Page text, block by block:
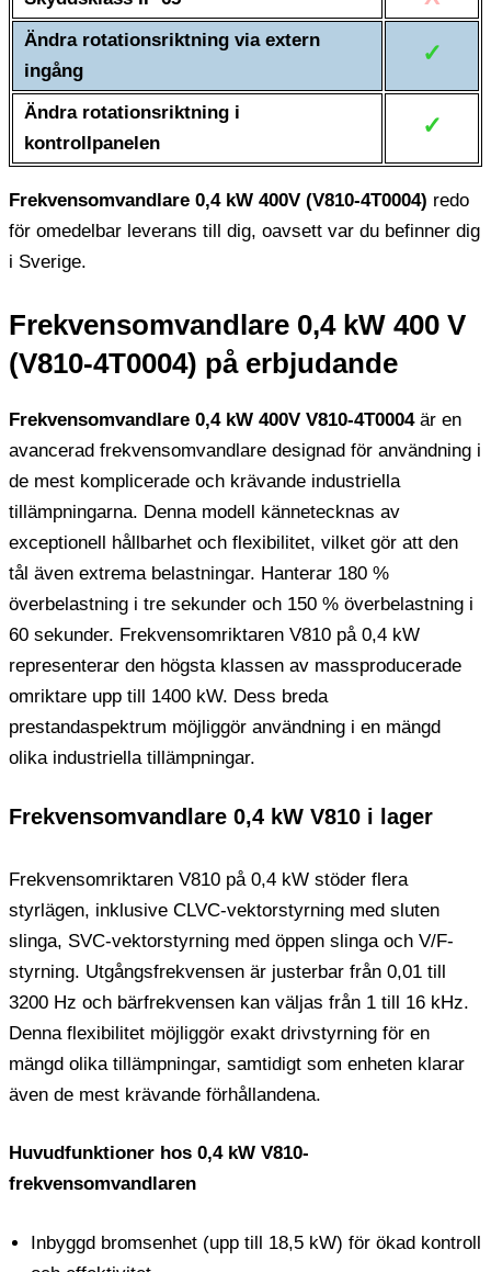
Ändra rotationsriktning via extern
ingång
✓
Ändra rotationsriktning i
kontrollpanelen
✓
Frekvensomvandlare 0,4 kW 400V (V810-4T0004) redo
för omedelbar leverans till dig, oavsett var du befinner dig
i Sverige.
Frekvensomvandlare 0,4 kW 400 V
(V810-4T0004) på ​​erbjudande
Frekvensomvandlare 0,4 kW 400V V810-4T0004är en
avancerad frekvensomvandlare designad för användning i
de mest komplicerade och krävande industriella
tillämpningarna. Denna modell kännetecknas av
exceptionell hållbarhet och flexibilitet, vilket gör att den
tål även extrema belastningar. Hanterar 180 %
överbelastning i tre sekunder och 150 % överbelastning i
60 sekunder. Frekvensomriktaren V810 på 0,4 kW
representerar den högsta klassen av massproducerade
omriktare upp till 1400 kW. Dess breda
prestandaspektrum möjliggör användning i en mängd
olika industriella tillämpningar.
Frekvensomvandlare 0,4 kW V810 i lager
Frekvensomriktaren V810 på 0,4 kW stöder flera
styrlägen, inklusive CLVC-vektorstyrning med sluten
slinga, SVC-vektorstyrning med öppen slinga och V/F-
styrning. Utgångsfrekvensen är justerbar från 0,01 till
3200 Hz och bärfrekvensen kan väljas från 1 till 16 kHz.
Denna flexibilitet möjliggör exakt drivstyrning för en
mängd olika tillämpningar, samtidigt som enheten klarar
även de mest krävande förhållandena.
Huvudfunktioner hos 0,4 kW V810-
frekvensomvandlaren
Inbyggd bromsenhet (upp till 18,5 kW) för ökad kontroll